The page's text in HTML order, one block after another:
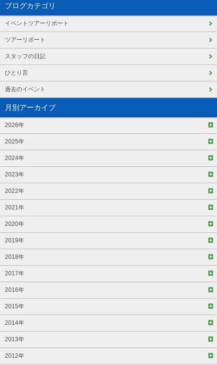
ブログカテゴリ
イベントツアーリポート
ツアーリポート
スタッフの日記
ひとり言
過去のイベント
月別アーカイブ
2026年
2025年
2024年
2023年
2022年
2021年
2020年
2019年
2018年
2017年
2016年
2015年
2014年
2013年
2012年